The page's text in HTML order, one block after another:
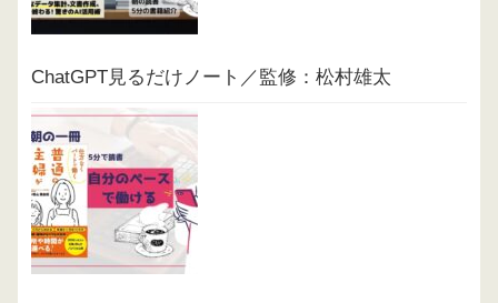
ChatGPT見るだけノート／監修：松村雄太